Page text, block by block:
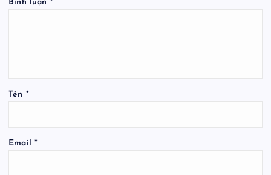
Bình luận *
Tên *
Email *